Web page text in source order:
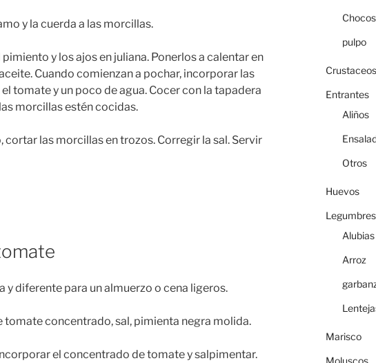
y la cuerda a las morcillas.
y los ajos en juliana. Ponerlos a calentar en
Cuando comienzan a pochar, incorporar las
tomate y un poco de agua. Cocer con la tapadera
morcillas estén cocidas.
cortar las morcillas en trozos. Corregir la sal. Servir
y diferente para un almuerzo o cena ligeros.
tomate concentrado, sal, pimienta negra molida.
el concentrado de tomate y salpimentar.
Chocos
pulpo
Crustaceos
Entrantes
Aliños
Otros
Huevos
Legumbres
Alubias
Arroz
Marisco
Moluscos